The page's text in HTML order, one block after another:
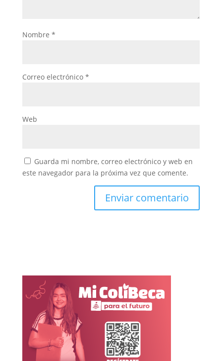
Nombre *
Correo electrónico *
Web
Guarda mi nombre, correo electrónico y web en
este navegador para la próxima vez que comente.